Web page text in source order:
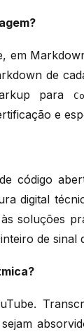
em
de
para
e
código
digital
soluções
de sinal